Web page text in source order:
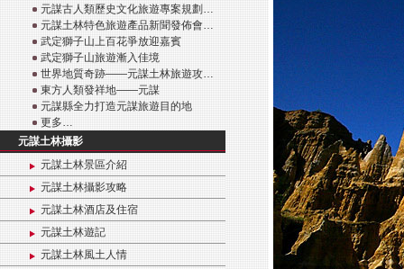
元謀古人類歷史文化旅遊專案規劃…
元謀土林特色旅遊產品新聞發佈會…
武定獅子山上百花爭放迎嘉賓
武定獅子山旅遊漸入佳境
世界地質奇跡——元謀土林旅遊攻…
東方人類發祥地——元謀
元謀縣全力打造元謀旅遊目的地
更多…
元謀土林攝影
元謀土林景區介紹
元謀土林攝影攻略
元謀土林酒店及住宿
元謀土林遊記
元謀土林風土人情